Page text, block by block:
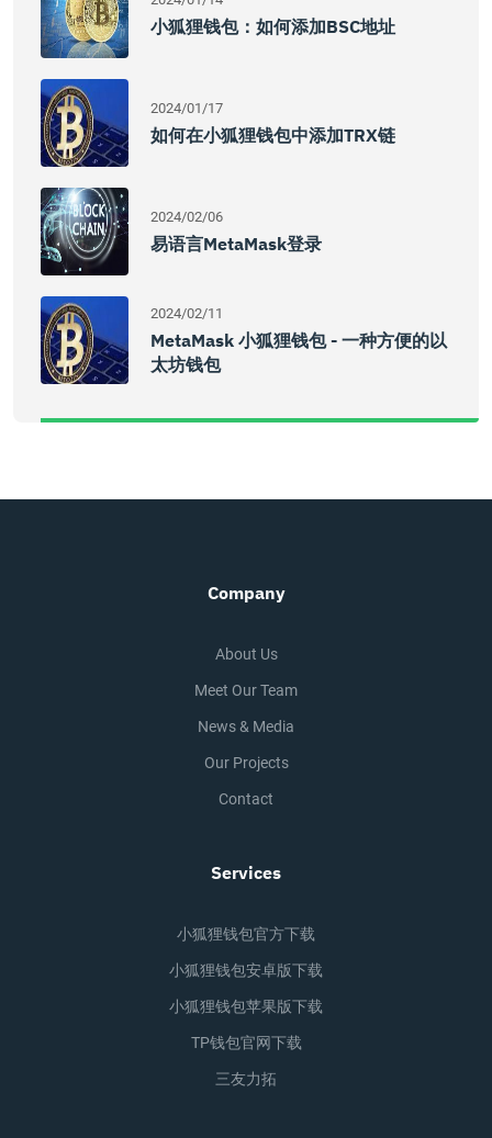
小狐狸钱包：如何添加BSC地址
2024/01/17
如何在小狐狸钱包中添加TRX链
2024/02/06
易语言MetaMask登录
2024/02/11
MetaMask 小狐狸钱包 - 一种方便的以
太坊钱包
Company
About Us
Meet Our Team
News & Media
Our Projects
Contact
Services
小狐狸钱包官方下载
小狐狸钱包安卓版下载
小狐狸钱包苹果版下载
TP钱包官网下载
三友力拓